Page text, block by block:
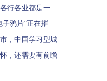
行各业都是一
鸦片”正在摧
，中国学习型城
，还需要有前瞻